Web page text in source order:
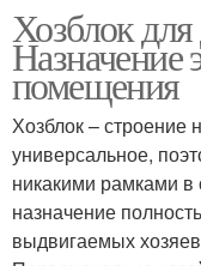
Хозблок
Назначение
помещения
Хозблок –
универсальное,
никакими рамками в
назначение
выдвигаемых